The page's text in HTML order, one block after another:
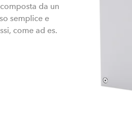
da un
semplice e
come ad es.